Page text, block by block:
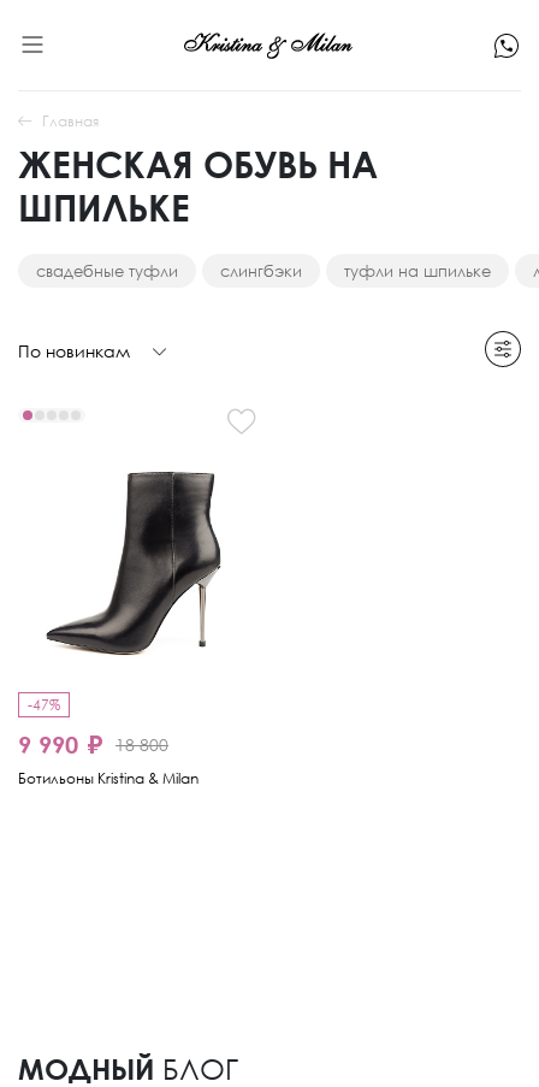
Главная
ЖЕНСКАЯ ОБУВЬ НА
ШПИЛЬКЕ
свадебные туфли слингбэки туфли на шпильке
По новинкам
-47%
9 990 ₽ 18 800
Ботильоны Kristina & Milan
МОДНЫЙ БЛОГ